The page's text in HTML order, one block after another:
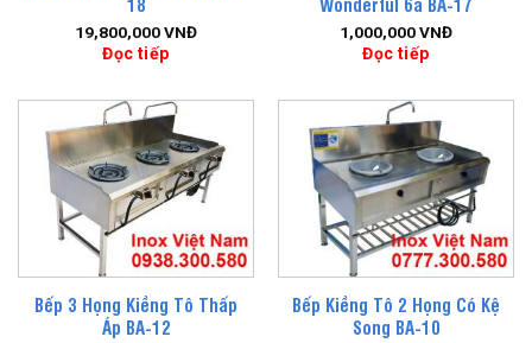
19,800,000VNĐ
Đọc tiếp
1,000,000VNĐ
Đọc tiếp
Bếp 3 Họng Kiềng Tô Thấp
Áp BA-12
Bếp Kiềng Tô 2 Họng Có Kệ
Song BA-10